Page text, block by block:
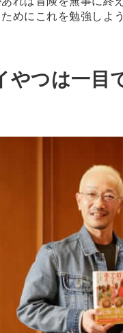
ためにこれを勉強し
やつは一目